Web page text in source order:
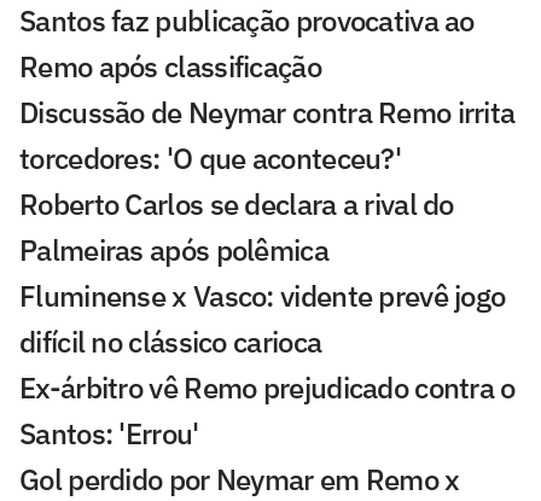
Santos faz publicação provocativa ao
Remo após classificação
Discussão de Neymar contra Remo irrita
torcedores: 'O que aconteceu?'
Roberto Carlos se declara a rival do
Palmeiras após polêmica
Fluminense x Vasco: vidente prevê jogo
difícil no clássico carioca
Ex-árbitro vê Remo prejudicado contra o
Santos: 'Errou'
Gol perdido por Neymar em Remo x